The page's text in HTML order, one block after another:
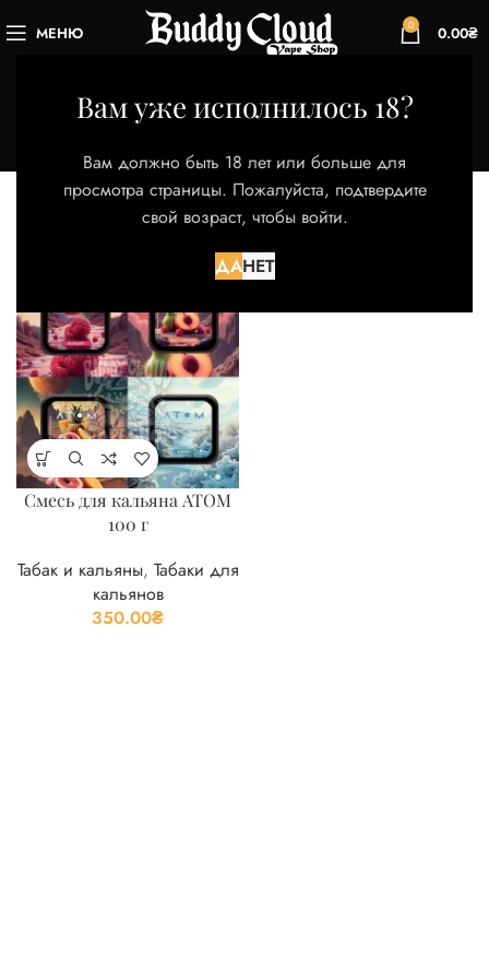
Вам уже исполнилось 18?
Вам должно быть 18 лет или больше для
просмотра страницы. Пожалуйста, подтвердите
свой возраст, чтобы войти.
ДАНЕТ
МЕНЮ 0 0.00₴
Strawberry Cheescake
Категории
Товар Вкус
Strawberry Cheescake
Отображение единственного товара
Смесь для кальяна ATOM
100 г
Табак и кальяны, Табаки для
кальянов
350.00₴